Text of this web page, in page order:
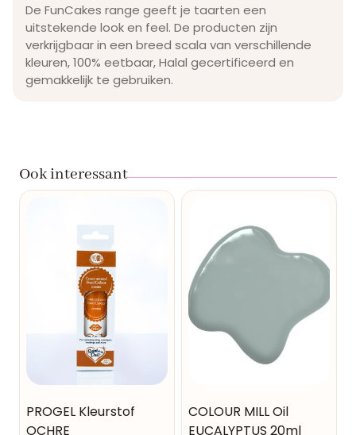
De FunCakes range geeft je taarten een
uitstekende look en feel. De producten zijn
verkrijgbaar in een breed scala van verschillende
kleuren, 100% eetbaar, Halal gecertificeerd en
gemakkelijk te gebruiken.
Ook interessant
PROGEL Kleurstof
OCHRE
COLOUR MILL Oil
EUCALYPTUS 20ml